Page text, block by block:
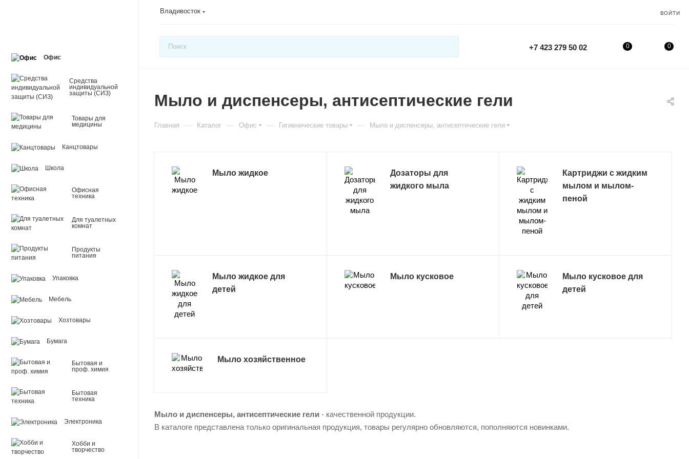
Владивосток ВОЙТИ
+7 423 279 50 02 0
0
Офис
Средства
индивидуальной
защиты (СИЗ)
Товары для
медицины
Канцтовары
Школа
Офисная
техника
Для туалетных
комнат
Продукты
питания
Упаковка
Мебель
Хозтовары
Бумага
Бытовая и
проф. химия
Бытовая
техника
Электроника
Хобби и
творчество
Мыло и диспенсеры, антисептические гели
Главная — Каталог — Офис — Гигиенические товары — Мыло и диспенсеры, антисептические гели
Мыло жидкое
Дозаторы для
жидкого мыла
Картриджи с жидким
мылом и мылом-
пеной
Мыло жидкое для
детей
Мыло кусковое
Мыло кусковое для
детей
Мыло хозяйственное
Мыло и диспенсеры, антисептические гели - качественной продукции.
В каталоге представлена только оригинальная продукция, товары регулярно обновляются, пополняются новинками.